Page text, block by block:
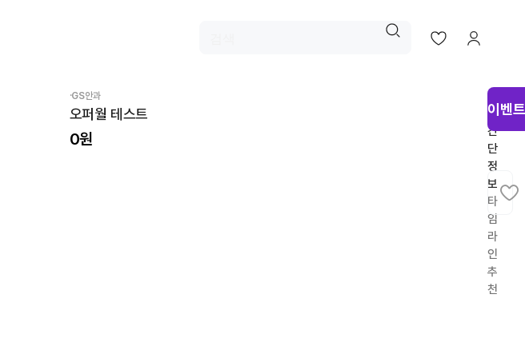
·GS안과
오퍼월 테스트
0원
시
술
간
단
정
보
타
임
라
인
추
천
이벤